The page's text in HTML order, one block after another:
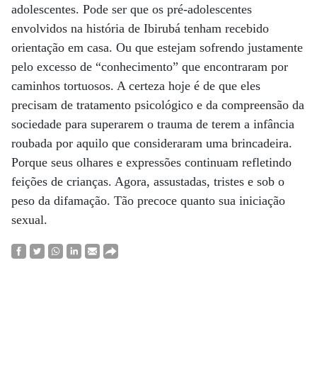
adolescentes. Pode ser que os pré-adolescentes
envolvidos na história de Ibirubá tenham recebido
orientação em casa. Ou que estejam sofrendo justamente
pelo excesso de “conhecimento” que encontraram por
caminhos tortuosos. A certeza hoje é de que eles
precisam de tratamento psicológico e da compreensão da
sociedade para superarem o trauma de terem a infância
roubada por aquilo que consideraram uma brincadeira.
Porque seus olhares e expressões continuam refletindo
feições de crianças. Agora, assustadas, tristes e sob o
peso da difamação. Tão precoce quanto sua iniciação
sexual.